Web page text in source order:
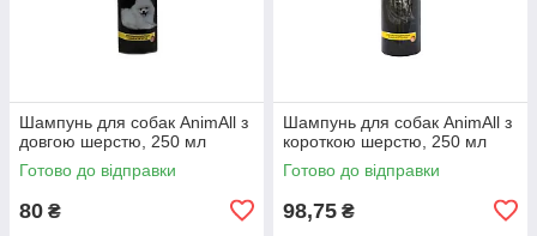
Шампунь для собак AnimAll з
довгою шерстю, 250 мл
Готово до відправки
80 ₴
Шампунь для собак AnimAll з
короткою шерстю, 250 мл
Готово до відправки
98,75 ₴